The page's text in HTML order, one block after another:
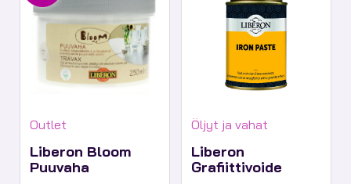
Tuotekategoriat:
Outlet
Liberon Bloom
Puuvaha
Tuotekategoriat:
Öljyt ja vahat
Liberon
Grafiittivoide